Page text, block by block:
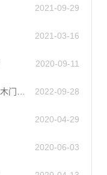
2021-09-29
2021-03-16
2020-09-11
2022-09-28
2020-04-29
2020-06-03